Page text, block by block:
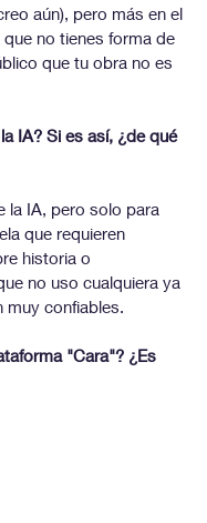
aún), pero más en el
no tienes forma de
que tu obra no es
IA? Si es así, ¿de qué
la IA, pero solo para
que requieren
historia o
no uso cualquiera ya
muy confiables.
"Cara"? ¿Es